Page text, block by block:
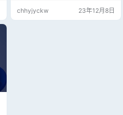
击 → 【家庭或工作(当前配置文
件)】，将里面选项（如：启用网络
chhyjyckw 23年12月8日